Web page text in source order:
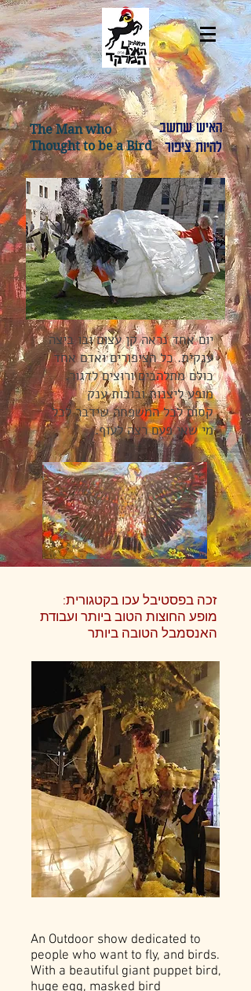
The Man who
Thought to be a Bird
האיש שחשב
להיות ציפור
יום אחד נראה קן עצום ובו ביצה
ענקית. כל הציפורים ואדם אחד
כולם מתלהבים ורוצים לדגור.
מופע ליצנות ובובות ענק
קסוםלכל המשפחה שידבר לכל
מי שאי פעם רצה לעוף.
זכה בפסטיבל עכו בקטגורית:
מופע החוצות הטוב ביותר ועבודת
האנסמבל הטובה ביותר
An Outdoor show dedicated to
people who want to fly, and birds.
With a beautiful giant puppet bird,
huge egg, masked bird